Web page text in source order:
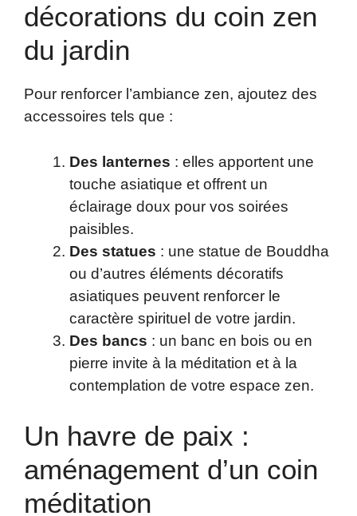
décorations du coin zen
du jardin
Pour renforcer l’ambiance zen, ajoutez des
accessoires tels que :
Des lanternes : elles apportent une
touche asiatique et offrent un
éclairage doux pour vos soirées
paisibles.
Des statues : une statue de Bouddha
ou d’autres éléments décoratifs
asiatiques peuvent renforcer le
caractère spirituel de votre jardin.
Des bancs : un banc en bois ou en
pierre invite à la méditation et à la
contemplation de votre espace zen.
Un havre de paix :
aménagement d’un coin
méditation